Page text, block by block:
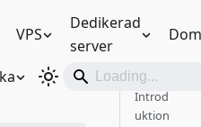
VPS
Dedikerad
server
Introd
uktion